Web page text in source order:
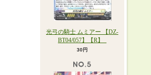
光弓の騎士 ムミアー 【DZ-
BT04/057】【R】_
30円